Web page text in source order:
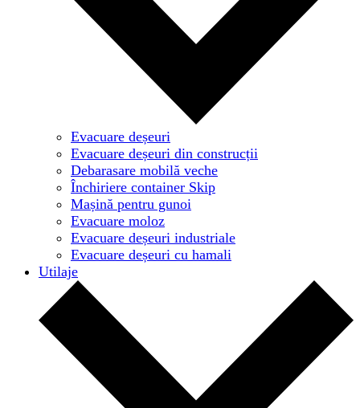
Evacuare deșeuri
Evacuare deșeuri din construcții
Debarasare mobilă veche
Închiriere container Skip
Mașină pentru gunoi
Evacuare moloz
Evacuare deșeuri industriale
Evacuare deșeuri cu hamali
Utilaje